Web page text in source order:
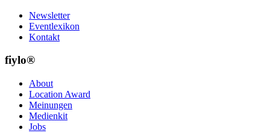
Newsletter
Eventlexikon
Kontakt
fiylo®
About
Location Award
Meinungen
Medienkit
Jobs